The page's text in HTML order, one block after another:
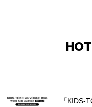
「KIDS-